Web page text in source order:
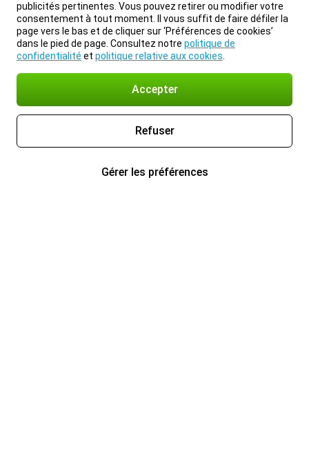
publicités pertinentes. Vous pouvez retirer ou modifier votre
consentement à tout moment. Il vous suffit de faire défiler la
page vers le bas et de cliquer sur ‘Préférences de cookies’
dans le pied de page. Consultez notre politique de
confidentialité et politique relative aux cookies
Accepter
Refuser
Gérer les préférences